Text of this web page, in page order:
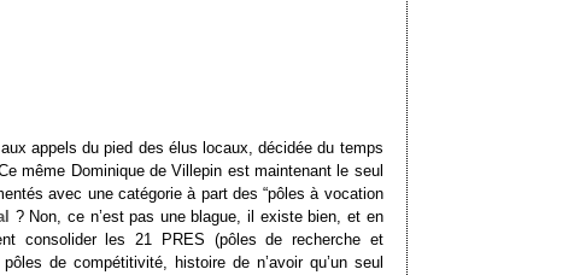
appels du pied des élus locaux, décidée du temps
même Dominique de Villepin est maintenant le seul
avec une catégorie à part des “pôles à vocation
? Non, ce n’est pas une blague, il existe bien, et en
consolider les 21 PRES (pôles de recherche et
de compétitivité, histoire de n’avoir qu’un seul